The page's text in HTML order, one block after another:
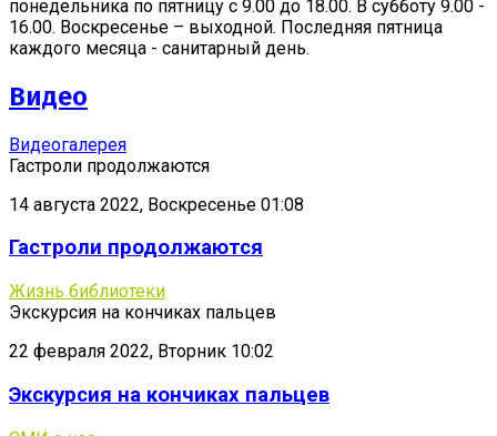
понедельника по пятницу с 9.00 до 18.00. В субботу 9.00 -
16.00. Воскресенье – выходной. Последняя пятница
каждого месяца - санитарный день.
Видео
Видеогалерея
Гастроли продолжаются
14 августа 2022, Воскресенье 01:08
Гастроли продолжаются
Жизнь библиотеки
Экскурсия на кончиках пальцев
22 февраля 2022, Вторник 10:02
Экскурсия на кончиках пальцев